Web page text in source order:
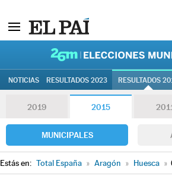
NOTICIAS RESULTADOS 2023 RESULTADOS
2019 2015
MUNICIPALES
Estás en: Total España » Aragón » Huesca »